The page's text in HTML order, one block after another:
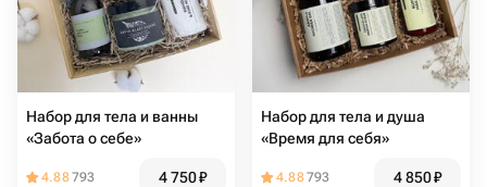
Набор для тела и ванны
«Забота о себе»
4.88793 4 750₽
Набор для тела и душа
«Время для себя»
4.88793 4 850₽